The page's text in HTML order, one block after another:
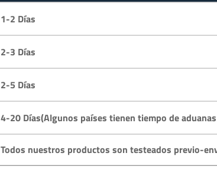
1-2 Días
2-3 Días
2-5 Días
4-20 Días(Algunos países tienen tiempo de
Todos nuestros productos son testeados previo-